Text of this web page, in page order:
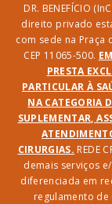
DR. BENEFÍCIO
direito privado
com sede na Praça
CEP 11065-500.
PRESTA
PARTICULAR À
NA CATEGORIA
SUPLEMENTAR,
CIRURGIAS. REDE
demais serviços
diferenciada em
regulamento de